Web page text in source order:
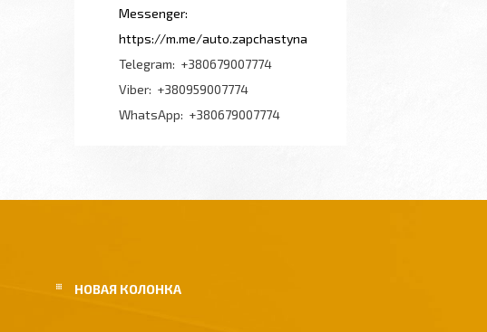
https://m.me/auto.zapchastyna
+380679007774
+380959007774
+380679007774
НОВАЯ КОЛОНКА